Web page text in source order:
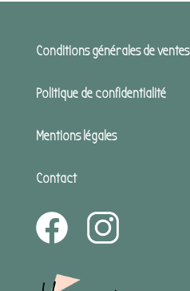
Conditions générales de ventes
Politique de confidentialité
Mentions légales
Contact